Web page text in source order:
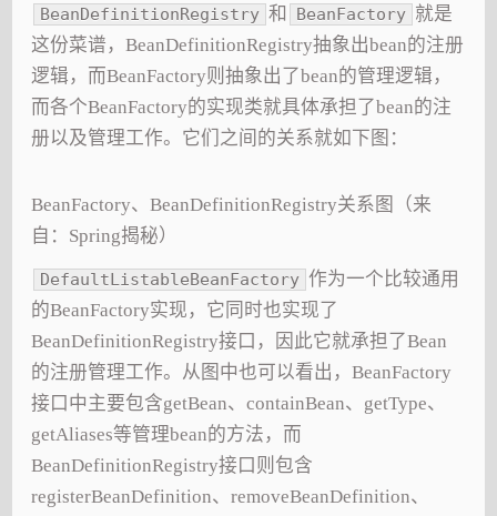
BeanDefinitionRegistry 和 BeanFactory 就是
这份菜谱，BeanDefinitionRegistry抽象出bean的注册
逻辑，而BeanFactory则抽象出了bean的管理逻辑，
而各个BeanFactory的实现类就具体承担了bean的注
册以及管理工作。它们之间的关系就如下图：
BeanFactory、BeanDefinitionRegistry关系图（来
自：Spring揭秘）
DefaultListableBeanFactory 作为一个比较通用
的BeanFactory实现，它同时也实现了
BeanDefinitionRegistry接口，因此它就承担了Bean
的注册管理工作。从图中也可以看出，BeanFactory
接口中主要包含getBean、containBean、getType、
getAliases等管理bean的方法，而
BeanDefinitionRegistry接口则包含
registerBeanDefinition、removeBeanDefinition、